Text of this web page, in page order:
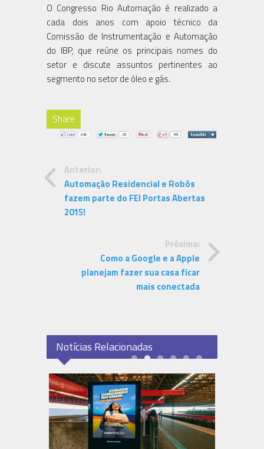
O Congresso Rio Automação é realizado a
cada dois anos com apoio técnico da
Comissão de Instrumentação e Automação
do IBP, que reúne os principais nomes do
setor e discute assuntos pertinentes ao
segmento no setor de óleo e gás.
Share
Anterior:
Automação Residencial e Robôs
fazem parte do FEI Portas Abertas
2015!
Próxima:
Como a Google e a Apple
planejam fazer sua casa ficar
mais conectada
Notícias Relacionadas